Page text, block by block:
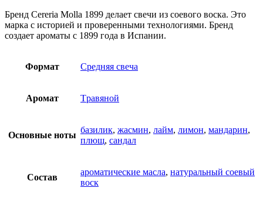
Бренд Cereria Molla 1899 делает свечи из соевого воска. Это
марка с историей и проверенными технологиями. Бренд
создает ароматы с 1899 года в Испании.
Формат Средняя свеча
Аромат Tравяной
Основные ноты
базилик, жасмин, лайм, лимон, мандарин,
плющ, сандал
Состав
ароматические масла, натуральный соевый
воск